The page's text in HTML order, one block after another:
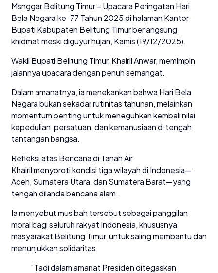
Msnggar Belitung Timur – Upacara Peringatan Hari
Bela Negara ke-77 Tahun 2025 di halaman Kantor
Bupati Kabupaten Belitung Timur berlangsung
khidmat meski diguyur hujan, Kamis (19/12/2025).
Wakil Bupati Belitung Timur, Khairil Anwar, memimpin
jalannya upacara dengan penuh semangat.
Dalam amanatnya, ia menekankan bahwa Hari Bela
Negara bukan sekadar rutinitas tahunan, melainkan
momentum penting untuk meneguhkan kembali nilai
kepedulian, persatuan, dan kemanusiaan di tengah
tantangan bangsa.
Refleksi atas Bencana di Tanah Air
Khairil menyoroti kondisi tiga wilayah di Indonesia—
Aceh, Sumatera Utara, dan Sumatera Barat—yang
tengah dilanda bencana alam.
Ia menyebut musibah tersebut sebagai panggilan
moral bagi seluruh rakyat Indonesia, khususnya
masyarakat Belitung Timur, untuk saling membantu dan
menunjukkan solidaritas.
“Tadi dalam amanat Presiden ditegaskan